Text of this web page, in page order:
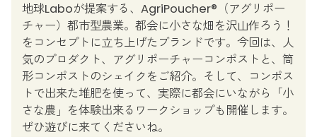
地球Laboが提案する、AgriPoucher®︎（アグリポー
チャー）都市型農業。都会に小さな畑を沢山作ろう！
をコンセプトに立ち上げたブランドです。今回は、人
気のプロダクト、アグリポーチャーコンポストと、筒
形コンポストのシェイクをご紹介。そして、コンポス
トで出来た堆肥を使って、実際に都会にいながら「小
さな農」を体験出来るワークショップも開催します。
ぜひ遊びに来てくださいね。